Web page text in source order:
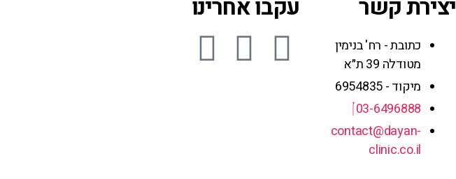
יצירת קשר
כתובת - רח' בנימין
מטודלה 39 ת״א
מיקוד - 6954835
03-6496888
contact@dayan-
clinic.co.il
עקבו אחרינו